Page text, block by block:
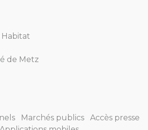
de Metz
Marchés publics
Accès presse